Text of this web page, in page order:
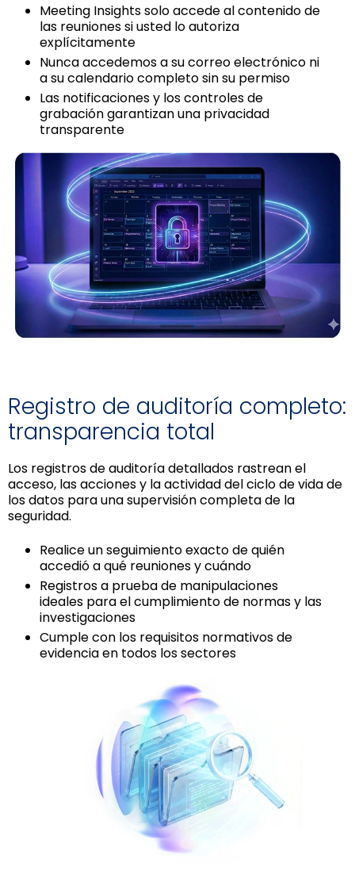
Meeting Insights solo accede al contenido de
las reuniones si usted lo autoriza
explícitamente
Nunca accedemos a su correo electrónico ni
a su calendario completo sin su permiso
Las notificaciones y los controles de
grabación garantizan una privacidad
transparente
Registro de auditoría completo:
transparencia total
Los registros de auditoría detallados rastrean el
acceso, las acciones y la actividad del ciclo de vida de
los datos para una supervisión completa de la
seguridad.
Realice un seguimiento exacto de quién
accedió a qué reuniones y cuándo
Registros a prueba de manipulaciones
ideales para el cumplimiento de normas y las
investigaciones
Cumple con los requisitos normativos de
evidencia en todos los sectores